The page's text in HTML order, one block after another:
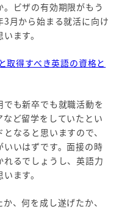
ビザの有効期限がもう
月から始まる就活に向け
ます。
取得すべき英語の資格と
も新卒でも就職活動を
ど留学をしていたとい
なると思いますので、
いはずです。面接の時
るでしょうし、英語力
ます。
、何を成し遂げたか、